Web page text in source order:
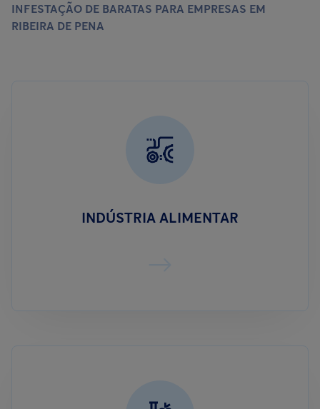
INFESTAÇÃO DE BARATAS PARA EMPRESAS EM
RIBEIRA DE PENA
INDÚSTRIA ALIMENTAR